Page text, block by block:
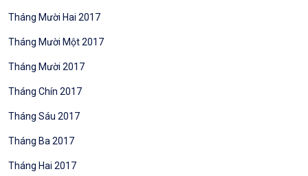
Tháng Mười Hai 2017
Tháng Mười Một 2017
Tháng Mười 2017
Tháng Chín 2017
Tháng Sáu 2017
Tháng Ba 2017
Tháng Hai 2017